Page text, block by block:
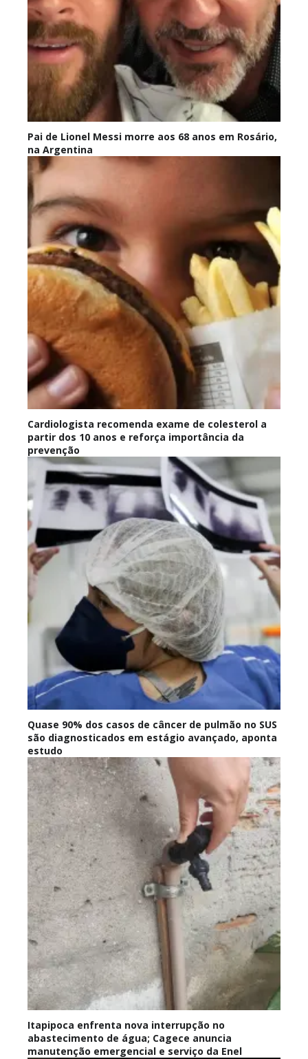
Pai de Lionel Messi morre aos 68 anos em Rosário,
na Argentina
Cardiologista recomenda exame de colesterol a
partir dos 10 anos e reforça importância da
prevenção
Quase 90% dos casos de câncer de pulmão no SUS
são diagnosticados em estágio avançado, aponta
estudo
Itapipoca enfrenta nova interrupção no
abastecimento de água; Cagece anuncia
manutenção emergencial e serviço da Enel